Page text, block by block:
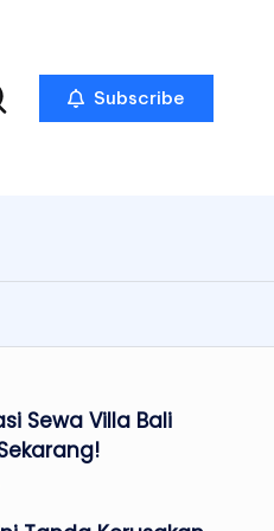
Subscribe
Sewa Villa Bali